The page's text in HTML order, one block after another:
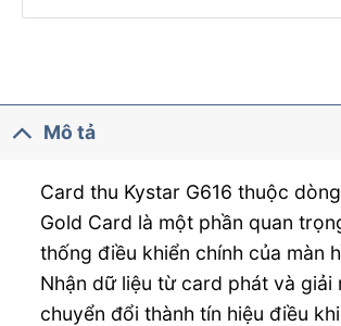
Mô tả
Card thu Kystar G616 thuộc
Gold Card là một phần quan
thống điều khiển chính của màn
Nhận dữ liệu từ card phát và giải
chuyển đổi thành tín hiệu điều